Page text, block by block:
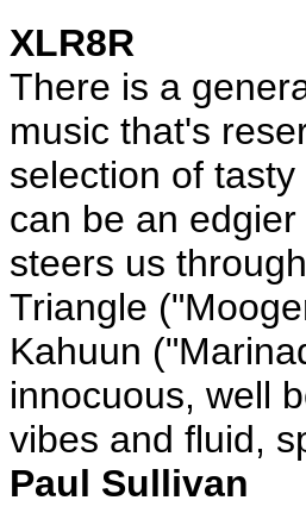
XLR8R
There is a
music that's
selection of
can be an
steers us
Triangle
Kahuun
innocuous, well
vibes and fluid,
Paul Sullivan